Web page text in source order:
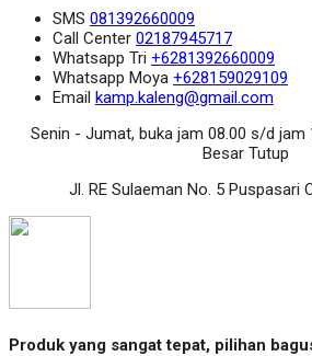
SMS 081392660009
Call Center 02187945717
Whatsapp Tri +6281392660009
Whatsapp Moya +628159029109
Email kamp.kaleng@gmail.com
Senin - Jumat, buka jam 08.00 s/d jam
Besar Tutup
Jl. RE Sulaeman No. 5 Puspasari
Produk yang sangat tepat, pilihan